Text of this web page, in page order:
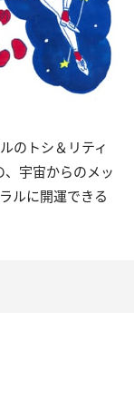
のトシ＆リティ
、宇宙からのメッ
ルに開運できる